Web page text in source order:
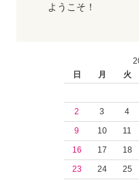
ようこそ！
日
月 火
2
3 4
9
10 11
16
17 18
23
24 25